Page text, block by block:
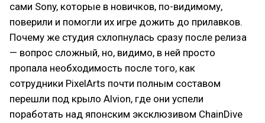
сами Sony, которые в новичков, по-видимому,
поверили и помогли их игре дожить до прилавков.
Почему же студия схлопнулась сразу после релиза
— вопрос сложный, но, видимо, в ней просто
пропала необходимость после того, как
сотрудники PixelArts почти полным составом
перешли под крыло Alvion, где они успели
поработать над японским эксклюзивом ChainDive